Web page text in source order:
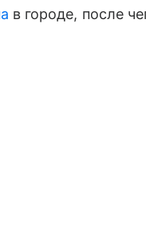
в городе, после